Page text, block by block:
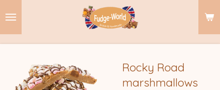
hoofdinhoud
Rocky Road
marshmallows